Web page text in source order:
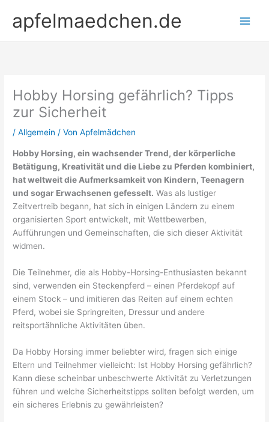
Inhalt
springen
apfelmaedchen.de
Hobby Horsing gefährlich? Tipps
zur Sicherheit
/Allgemein / VonApfelmädchen
Hobby Horsing, ein wachsender Trend, der körperliche
Betätigung, Kreativität und die Liebe zu Pferden kombiniert,
hat weltweit die Aufmerksamkeit von Kindern, Teenagern
und sogar Erwachsenen gefesselt. Was als lustiger
Zeitvertreib begann, hat sich in einigen Ländern zu einem
organisierten Sport entwickelt, mit Wettbewerben,
Aufführungen und Gemeinschaften, die sich dieser Aktivität
widmen.
Die Teilnehmer, die als Hobby-Horsing-Enthusiasten bekannt
sind, verwenden ein Steckenpferd – einen Pferdekopf auf
einem Stock – und imitieren das Reiten auf einem echten
Pferd, wobei sie Springreiten, Dressur und andere
reitsportähnliche Aktivitäten üben.
Da Hobby Horsing immer beliebter wird, fragen sich einige
Eltern und Teilnehmer vielleicht: Ist Hobby Horsing gefährlich?
Kann diese scheinbar unbeschwerte Aktivität zu Verletzungen
führen und welche Sicherheitstipps sollten befolgt werden, um
ein sicheres Erlebnis zu gewährleisten?